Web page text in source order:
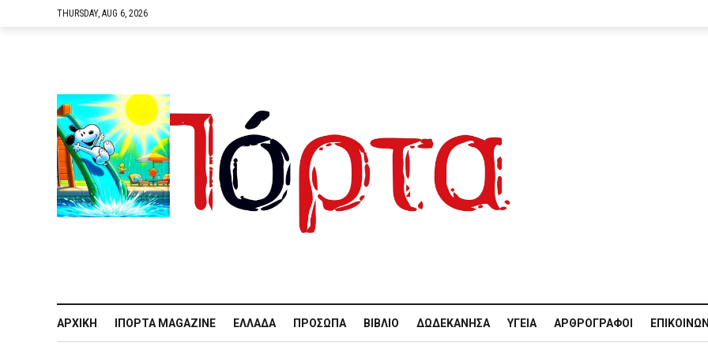
THURSDAY, AUG 6, 2026
ΑΡΧΙΚΉ IΠΌΡΤΑ MAGAZINE ΕΛΛΆΔΑ ΠΡΌΣΩΠΑ ΒΙΒΛΊΟ ΔΩΔΕΚΆΝΗΣΑ ΥΓΕΊΑ ΑΡΘΡΟΓΡΆΦΟΙ